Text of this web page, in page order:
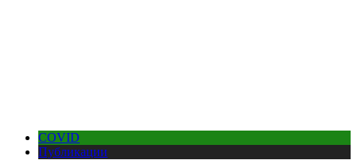
COVID
Публикации